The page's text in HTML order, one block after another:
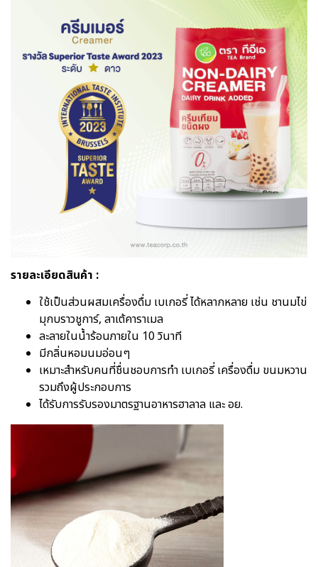
รายละเอียดสินค้า :
ใช้เป็นส่วนผสมเครื่องดื่ม เบเกอรี่ ได้หลากหลาย เช่น ชานมไข่
มุกบราวชูการ์, ลาเต้คาราเมล
ละลายในน้ำร้อนภายใน 10 วินาที
มีกลิ่นหอมนมอ่อนๆ
เหมาะสำหรับคนที่ชื่นชอบการทำ เบเกอรี่ เครื่องดื่ม ขนมหวาน
รวมถึงผู้ประกอบการ
ได้รับการรับรองมาตรฐานอาหารฮาลาล และ อย.